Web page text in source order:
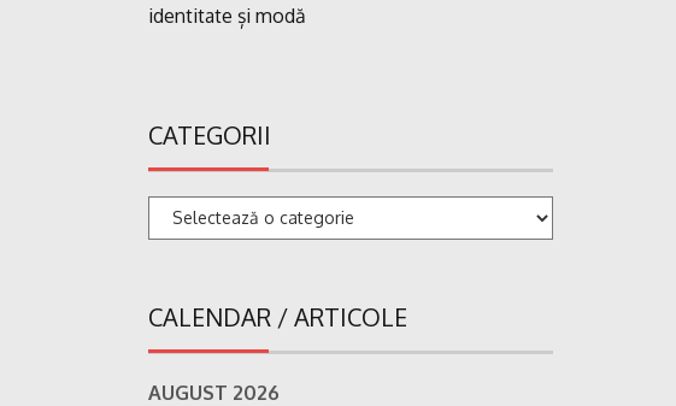
identitate și modă
CATEGORII
Categorii
CALENDAR / ARTICOLE
AUGUST 2026